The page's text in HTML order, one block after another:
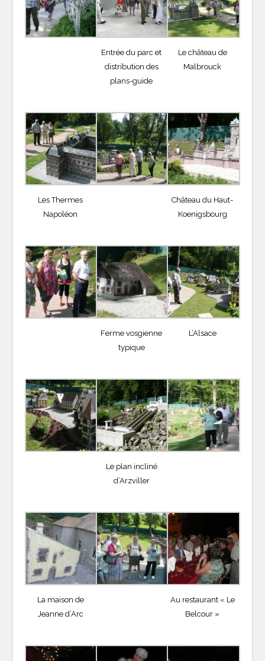
Entrée du parc et
distribution des
plans-guide
Le château de
Malbrouck
Les Thermes
Napoléon
Château du Haut-
Koenigsbourg
Ferme vosgienne
typique
L’Alsace
Le plan incliné
d’Arzviller
La maison de
Jeanne d’Arc
Au restaurant « Le
Belcour »